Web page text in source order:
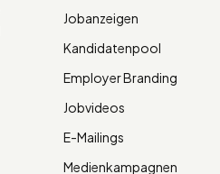
Jobanzeigen
Kandidatenpool
Employer Branding
Jobvideos
E-Mailings
Medienkampagnen